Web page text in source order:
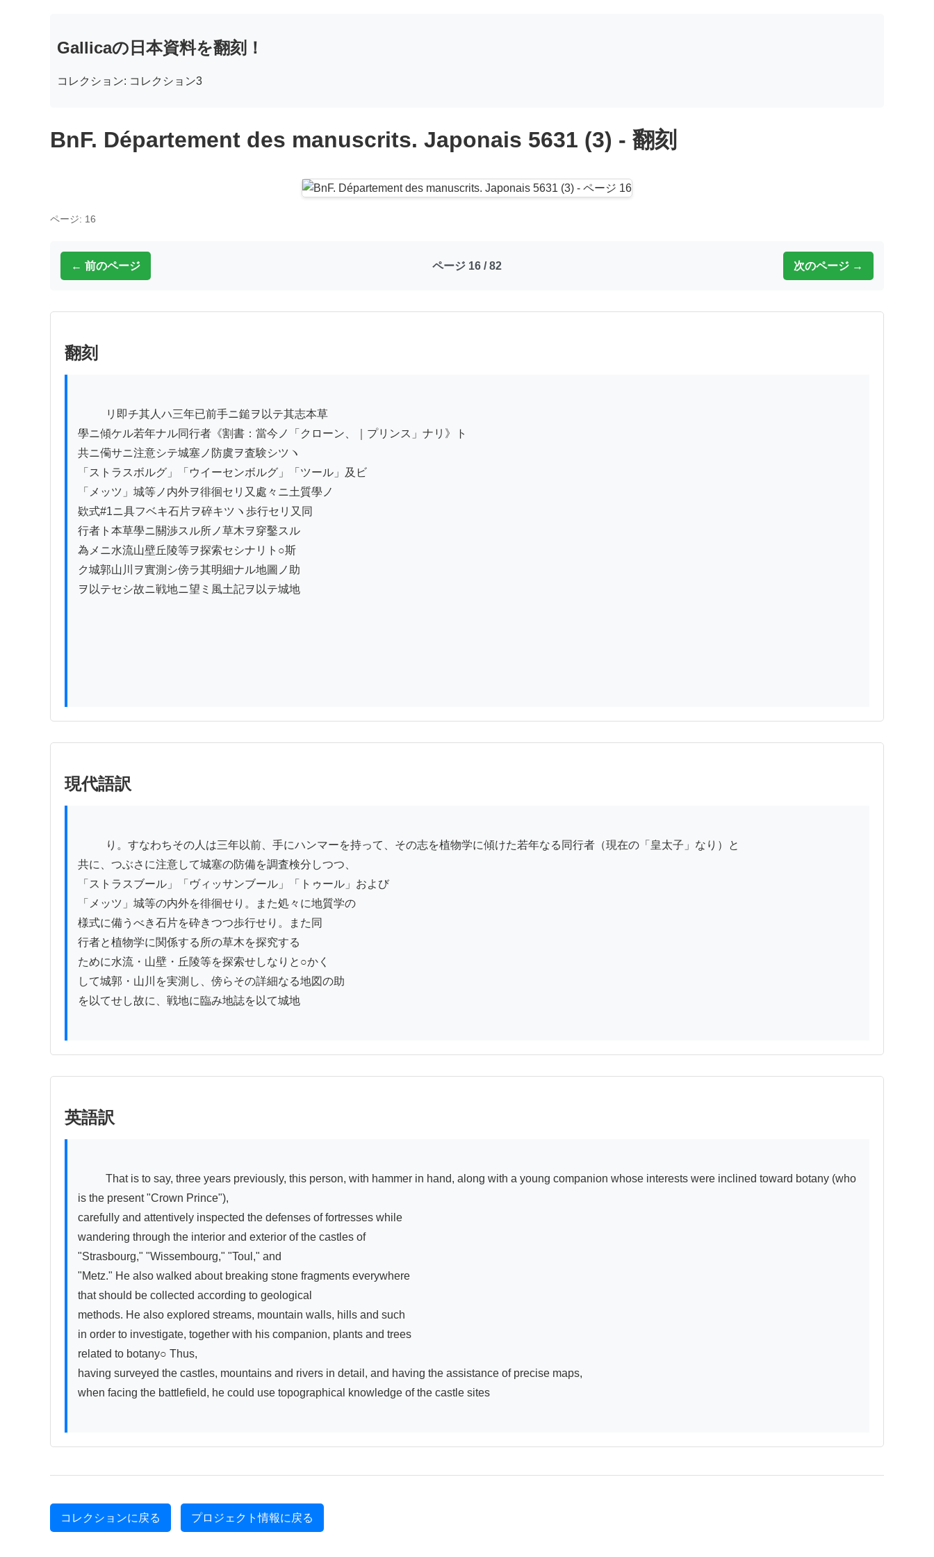
Gallicaの日本資料を翻刻！
コレクション: コレクション3
BnF. Département des manuscrits. Japonais 5631 (3) - 翻刻
ページ: 16
← 前のページ ページ 16 / 82 次のページ →
翻刻
學ニ傾ケル若年ナル同行者《割書：當今ノ「クローン、｜プリンス」ナリ》ト
共ニ僃サニ注意シテ城塞ノ防虞ヲ査験シツヽ
「ストラスボルグ」「ウイーセンボルグ」「ツール」及ビ
「メッツ」城等ノ内外ヲ徘徊セリ又處々ニ土質學ノ
欵式#1ニ具フベキ石片ヲ碎キツヽ歩行セリ又同
行者ト本草學ニ關渉スル所ノ草木ヲ穿鑿スル
為メニ水流山壁丘陵等ヲ探索セシナリト○斯
ク城郭山川ヲ實測シ傍ラ其明細ナル地圖ノ助
ヲ以テセシ故ニ戦地ニ望ミ風土記ヲ以テ城地
現代語訳
共に、つぶさに注意して城塞の防備を調査検分しつつ、
「ストラスブール」「ヴィッサンブール」「トゥール」および
「メッツ」城等の内外を徘徊せり。また処々に地質学の
様式に備うべき石片を砕きつつ歩行せり。また同
行者と植物学に関係する所の草木を探究する
ために水流・山壁・丘陵等を探索せしなりと○かく
して城郭・山川を実測し、傍らその詳細なる地図の助
を以てせし故に、戦地に臨み地誌を以て城地
英語訳
is the present "Crown Prince"),
carefully and attentively inspected the defenses of fortresses while
wandering through the interior and exterior of the castles of
"Strasbourg," "Wissembourg," "Toul," and
"Metz." He also walked about breaking stone fragments everywhere
that should be collected according to geological
methods. He also explored streams, mountain walls, hills and such
in order to investigate, together with his companion, plants and trees
related to botany○ Thus,
having surveyed the castles, mountains and rivers in detail, and having the assistance of precise maps,
when facing the battlefield, he could use topographical knowledge of the castle sites
コレクションに戻る プロジェクト情報に戻る